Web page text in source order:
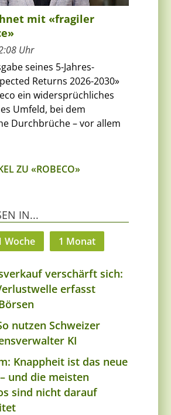
mit «fragiler
Uhr
seines 5-Jahres-
Returns 2026-2030»
ein widersprüchliches
Umfeld, bei dem
Durchbrüche – vor allem
ZU «ROBECO»
IN...
Woche 1 Monat
verschärft sich:
erfasst
nutzen Schweizer
KI
Knappheit ist das neue
und die meisten
sind nicht darauf